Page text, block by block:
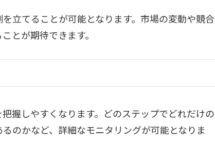
立てることが可能となります。市場の変動や競合
とが期待できます。
握しやすくなります。どのステップでどれだけの
のかなど、詳細なモニタリングが可能となりま